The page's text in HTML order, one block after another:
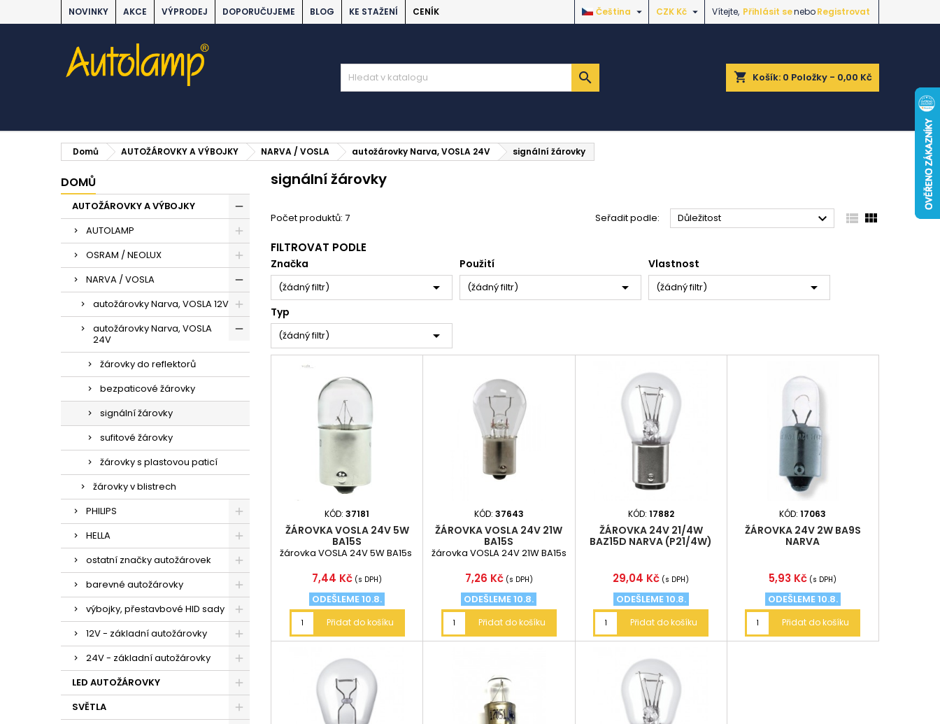
NOVINKY AKCE VÝPRODEJ DOPORUČUJEME BLOG KE STAŽENÍ CENÍK Vítejte, Přihlásit seneboRegistrovat
CZK Kč 
Čeština 
shopping_cart Košík: 0 Položky - 0,00 Kč

Domů AUTOŽÁROVKY A VÝBOJKY NARVA / VOSLA autožárovky Narva, VOSLA 24V signální žárovky
DOMŮ
AUTOŽÁROVKY A VÝBOJKY
AUTOLAMP
OSRAM / NEOLUX
NARVA / VOSLA
autožárovky Narva, VOSLA 12V
autožárovky Narva, VOSLA
24V
žárovky do reflektorů
bezpaticové žárovky
signální žárovky
sufitové žárovky
žárovky s plastovou paticí
žárovky v blistrech
PHILIPS
HELLA
ostatní značky autožárovek
barevné autožárovky
výbojky, přestavbové HID sady
12V - základní autožárovky
24V - základní autožárovky
LED AUTOŽÁROVKY
SVĚTLA
signální žárovky
Počet produktů: 7 Seřadit podle: Důležitost   
FILTROVAT PODLE
Značka
(žádný filtr) 
Použití
(žádný filtr) 
Vlastnost
(žádný filtr) 
Typ
(žádný filtr) 
KÓD:37181
ŽÁROVKA VOSLA 24V 5W
BA15S
žárovka VOSLA 24V 5W BA15s
Cena
7,44 Kč (s DPH)
ODEŠLEME 10.8.
Přidat do košíku
KÓD: 37643
ŽÁROVKA VOSLA 24V 21W
BA15S
žárovka VOSLA 24V 21W BA15s
Cena
7,26 Kč (s DPH)
ODEŠLEME 10.8.
Přidat do košíku
KÓD: 17882
ŽÁROVKA 24V 21/4W
BAZ15D NARVA (P21/4W)
Cena
29,04 Kč (s DPH)
ODEŠLEME 10.8.
Přidat do košíku
KÓD:17063
ŽÁROVKA 24V 2W BA9S
NARVA
Cena
5,93 Kč (s DPH)
ODEŠLEME 10.8.
Přidat do košíku